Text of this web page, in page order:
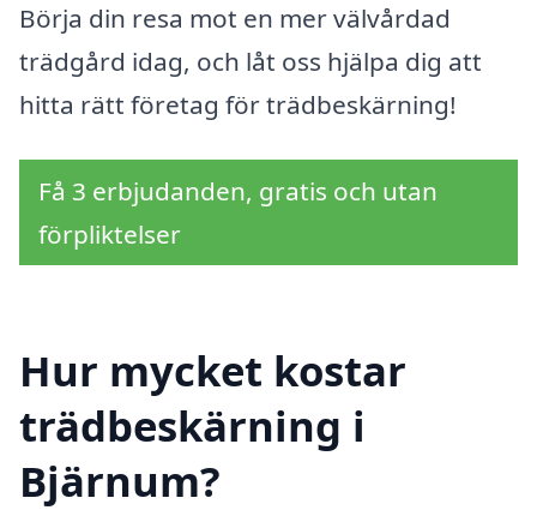
Börja din resa mot en mer välvårdad
trädgård idag, och låt oss hjälpa dig att
hitta rätt företag för trädbeskärning!
Få 3 erbjudanden, gratis och utan
förpliktelser
Hur mycket kostar
trädbeskärning i
Bjärnum?